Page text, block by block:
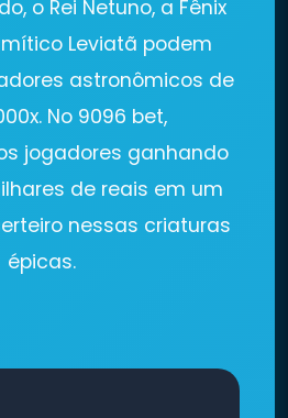
o Rei Netuno, a Fênix
Leviatã podem
astronômicos de
No 9096 bet,
jogadores ganhando
de reais em um
nessas criaturas
épicas.